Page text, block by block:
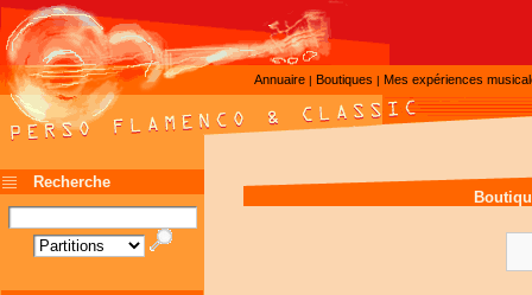
Annuaire | Boutiques | Mes expériences
Recherche